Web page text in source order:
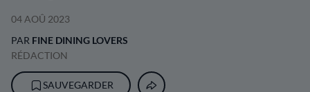
04 AOÛ 2023
PAR FINE DINING LOVERS
RÉDACTION
SAUVEGARDER